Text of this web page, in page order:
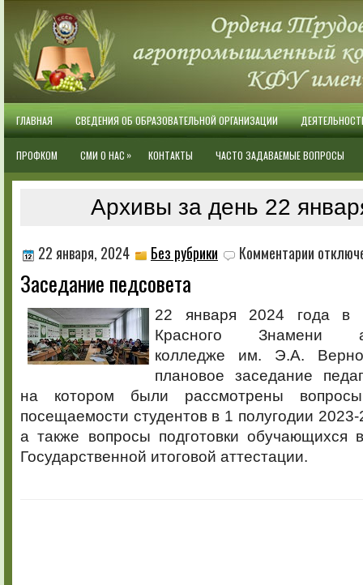
ГЛАВНАЯ СВЕДЕНИЯ ОБ ОБРАЗОВАТЕЛЬНОЙ ОРГАНИЗАЦИИ
ПРОФКОМ СМИ О НАС » КОНТАКТЫ ЧАСТО ЗАДАВАЕМЫЕ ВОПРОСЫ
Архивы за день 22
22 января, 2024 Без рубрики Комментарии записи
Заседание педсовета
22 января 2024 года в
Красного Знамени
колледже им. Э.А.
плановое заседание
на котором были рассмотрены
посещаемости студентов в 1 полугодии 2023-
а также вопросы подготовки обучающихся
Государственной итоговой аттестации.